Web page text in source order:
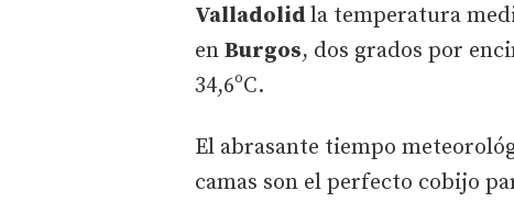
Valladolid la temperatura
en Burgos, dos grados por
34,6ºC.
El abrasante tiempo
camas son el perfecto cobijo